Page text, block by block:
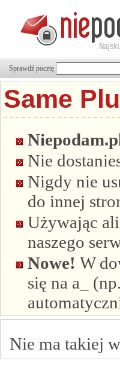
Sprawdź pocztę
Same
Nie
Nigdy nie
do innej
Używając
naszego
Nowe! W
się na a_
Nie ma takiej